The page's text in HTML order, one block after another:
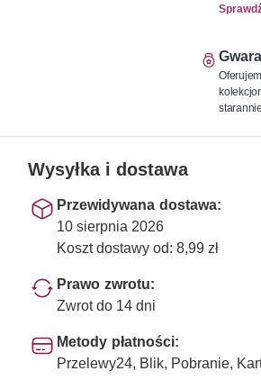
Wysyłka i dostawa
Przewidywana dostawa:
10 sierpnia 2026
Koszt dostawy od: 8,99 zł
Prawo zwrotu:
Zwrot do 14 dni
Metody płatności:
Przelewy24, Blik, Pobranie,